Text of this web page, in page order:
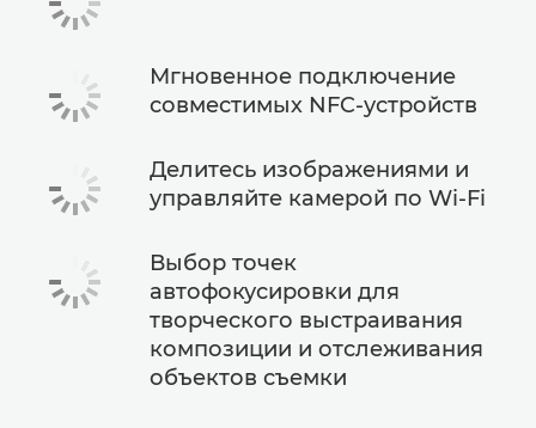
Мгновенное подключение
совместимых NFC-устройств
Делитесь изображениями и
управляйте камерой по Wi-Fi
Выбор точек
автофокусировки для
творческого выстраивания
композиции и отслеживания
объектов съемки